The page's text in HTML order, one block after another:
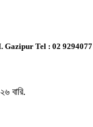
Gazipur Tel : 02 9294077
বারি.